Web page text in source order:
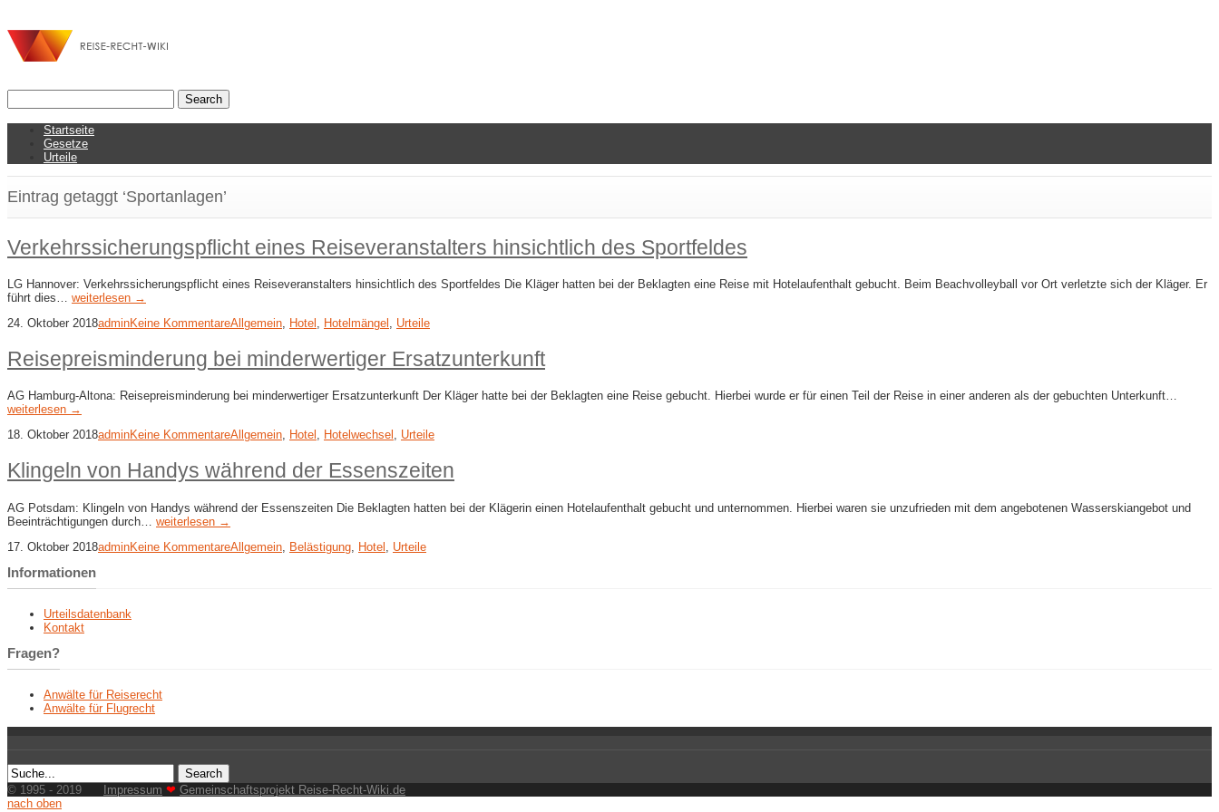
Startseite
Gesetze
Urteile
Eintrag getaggt ‘Sportanlagen’
Verkehrssicherungspflicht eines Reiseveranstalters hinsichtlich des Sportfeldes
LG Hannover: Verkehrssicherungspflicht eines Reiseveranstalters hinsichtlich des Sportfeldes Die Kläger hatten bei der Beklagten eine Reise mit Hotelaufenthalt gebucht. Beim Beachvolleyball vor Ort verletzte sich der Kläger. Er
führt dies… weiterlesen →
24. Oktober 2018adminKeine KommentareAllgemein, Hotel , Hotelmängel , Urteile
Reisepreisminderung bei minderwertiger Ersatzunterkunft
AG Hamburg-Altona: Reisepreisminderung bei minderwertiger Ersatzunterkunft Der Kläger hatte bei der Beklagten eine Reise gebucht. Hierbei wurde er für einen Teil der Reise in einer anderen als der gebuchten Unterkunft…
weiterlesen →
18. Oktober 2018adminKeine KommentareAllgemein, Hotel , Hotelwechsel , Urteile
Klingeln von Handys während der Essenszeiten
AG Potsdam: Klingeln von Handys während der Essenszeiten Die Beklagten hatten bei der Klägerin einen Hotelaufenthalt gebucht und unternommen. Hierbei waren sie unzufrieden mit dem angebotenen Wasserskiangebot und
Beeinträchtigungen durch… weiterlesen →
17. Oktober 2018adminKeine KommentareAllgemein Belästigung Hotel Urteile
Informationen
Urteilsdatenbank
Kontakt
Fragen?
Anwälte für Reiserecht
Anwälte für Flugrecht
© 1995 - 2019 Impressum ❤ Gemeinschaftsprojekt Reise-Recht-Wiki.de
nach oben